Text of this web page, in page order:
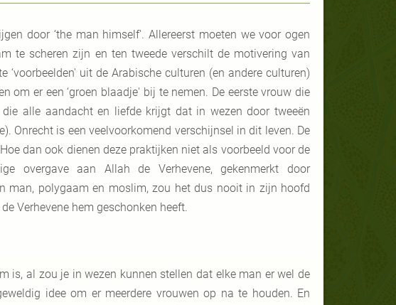
door ‘the man himself'. Allereerst moeten we voor ogen
te scheren zijn en ten tweede verschilt de motivering van
uit de Arabische culturen (en andere culturen)
om er een ‘groen blaadje' bij te nemen. De eerste vrouw die
alle aandacht en liefde krijgt dat in wezen door tweeën
Onrecht is een veelvoorkomend verschijnsel in dit leven. De
dan ook dienen deze praktijken niet als voorbeeld voor de
overgave aan Allah de Verhevene, gekenmerkt door
man, polygaam en moslim, zou het dus nooit in zijn hoofd
Verhevene hem geschonken heeft.
is, al zou je in wezen kunnen stellen dat elke man er wel de
idee om er meerdere vrouwen op na te houden. En